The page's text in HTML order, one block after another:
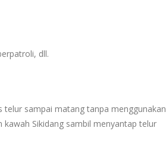
dll.
telur sampai matang tanpa menggunakan
Sikidang sambil menyantap telur